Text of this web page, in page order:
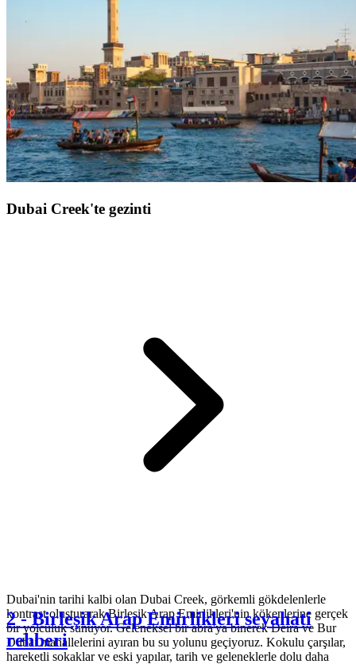
çöl, yapay adalar ve devasa şehre dair büyüleyici
keşfedeceksiniz.
Kulenin eteklerinde, müzikle uyumlu dans eden su gösterisi,
deneyimi daha da unutulmaz kılıyor. Dubai'deki bir yolculuk, bu
etkileyici tırmanış olmadan tamamlanmış sayılmaz.Mimari bir
başarı ile saf duygunun buluşmasıolarak, Burj Khalifa, Orta
Doğu'daki tüm şehir gezilerinizde önemli bir durak haline geliyor.
Dubai Creek'te gezinti
Dubai'nin tarihi kalbi olan Dubai Creek, görkemli gökdelenlerle
kontrast oluşturarak Birleşik Arap Emirlikleri'nin kökenlerine gerçek
bir yolculuk sunuyor. Geleneksel bir abra'ya binerek Deira ve Bur
Dubai mahallelerini ayıran bu su yolunu geçiyoruz. Kokulu çarşılar,
hareketli sokaklar ve eski yapılar, tarih ve geleneklerle dolu daha
2-Birleşik Arap Emirlikleri seyahati
rehberi